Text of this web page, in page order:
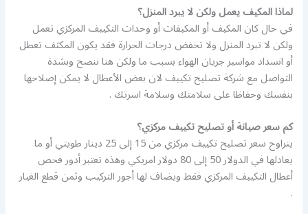
لماذا المكيف يعمل ولكن لا يبرد المنزل؟
في حال كان المكيف أو المكيفات أو وحدات التكييف المركزي تعمل
ولكن لا تبرد المنزل ولا تخفض درجات الحرارة فقد يكون المكثف تعطل
أو انسداد مواسير جريان الهواء بسبب ما ولكن هنا ننصح وبشدة
التواصل مع شركة تصليح تكييف لان بعض الأعطال لا يمكن إصلاحها
بنفسك وحفاظا على سلامتك وسلامة اسرتك .
كم سعر صيانة أو تصليح تكييف مركزي؟
يتراوح سعر تصليح تكييف مركزي من 15 إلى 25 دينار طويتي أو ما
يعادلها في الدولار 50 إلى 80 دولار امريكي وهذه تعتبر أدور فحص
أعطال التكييف المركزي فقط ويضاف لها أجور التركيب وثمن قطع الغيار
.